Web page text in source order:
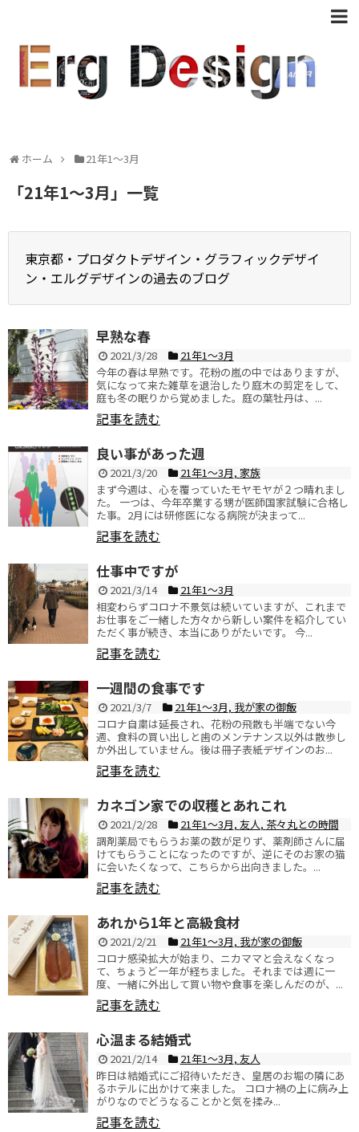
ホーム 21年1〜3月
「21年1〜3月」 一覧
東京都・プロダクトデザイン・グラフィックデザイ
ン・エルグデザインの過去のブログ
早熟な春
2021/3/28
21年1〜3月
今年の春は早熟です。花粉の嵐の中ではありますが、
気になって来た雑草を退治したり庭木の剪定をして、
庭も冬の眠りから覚めました。庭の葉牡丹は、...
記事を読む
良い事があった週
2021/3/20 21年1〜3月, 家族
まず今週は、心を覆っていたモヤモヤが２つ晴れまし
た。 一つは、今年卒業する甥が医師国家試験に合格し
た事。2月には研修医になる病院が決まって...
記事を読む
仕事中ですが
2021/3/14
21年1〜3月
相変わらずコロナ不景気は続いていますが、これまで
お仕事をご一緒した方々から新しい案件を紹介してい
ただく事が続き、本当にありがたいです。 今...
記事を読む
一週間の食事です
2021/3/7 21年1〜3月, 我が家の御飯
コロナ自粛は延長され、花粉の飛散も半端でない今
週、食料の買い出しと歯のメンテナンス以外は散歩し
か外出していません。後は冊子表紙デザインのお...
記事を読む
カネゴン家での収穫とあれこれ
2021/2/28 21年1〜3月, 友人, 茶々丸との時間
調剤薬局でもらうお薬の数が足りず、薬剤師さんに届
けてもらうことになったのですが、逆にそのお家の猫
に会いたくなって、こちらから出向きました。...
記事を読む
あれから1年と高級食材
2021/2/21 21年1〜3月, 我が家の御飯
コロナ感染拡大が始まり、ニカママと会えなくなっ
て、ちょうど一年が経ちました。それまでは週に一
度、一緒に外出して買い物や食事を楽しんだのが、...
記事を読む
心温まる結婚式
2021/2/14 21年1〜3月, 友人
昨日は結婚式にご招待いただき、皇居のお堀の隣にあ
るホテルに出かけて来ました。 コロナ禍の上に病み上
がりなのでどうなることかと気を揉み...
記事を読む